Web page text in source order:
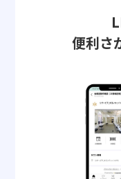
便利さ